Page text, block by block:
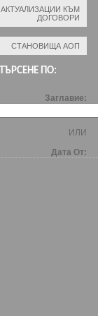
АКТУАЛИЗАЦИИ КЪМ
ДОГОВОРИ
СТАНОВИЩА АОП
ТЪРСЕНЕ ПО:
Заглавие:
ИЛИ
Дата От: